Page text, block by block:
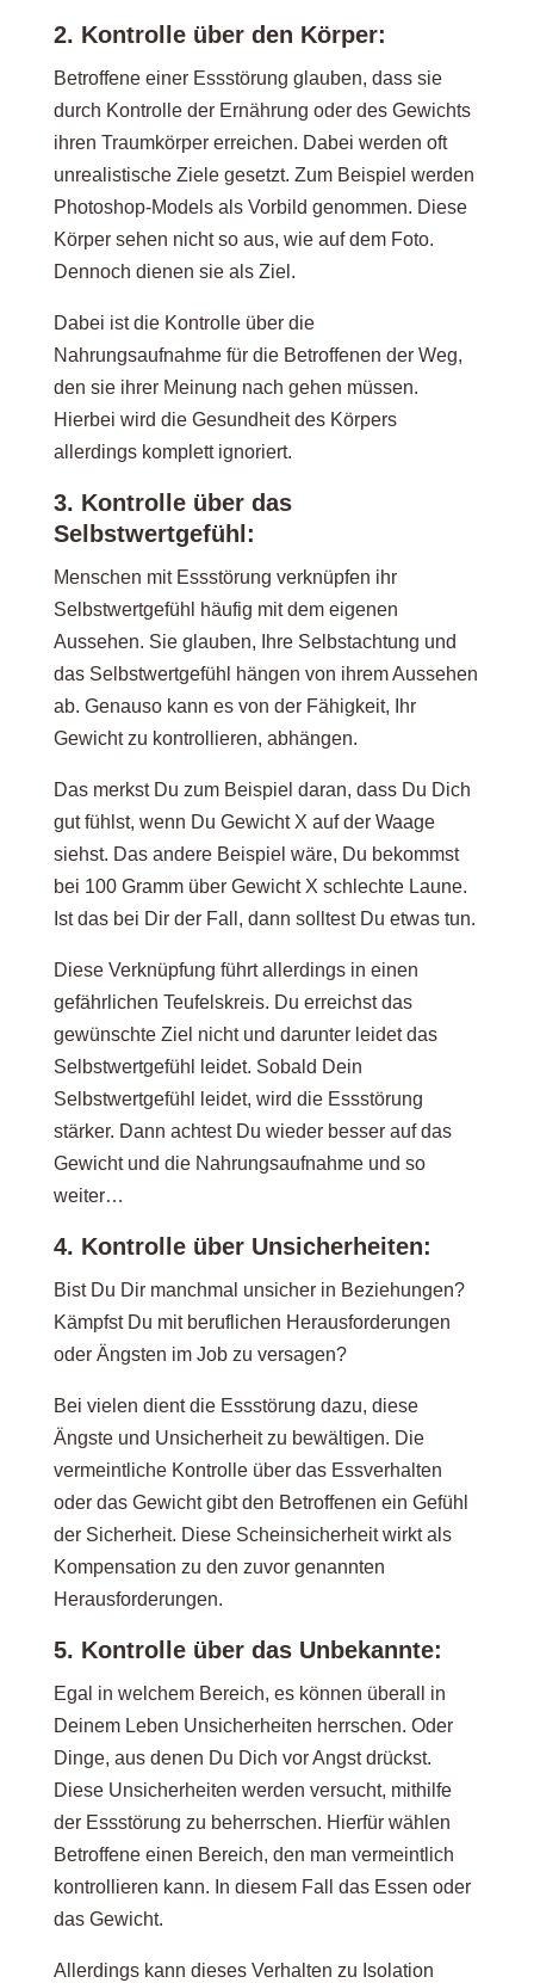
2. Kontrolle über den Körper:
Betroffene einer Essstörung glauben, dass sie
durch Kontrolle der Ernährung oder des Gewichts
ihren Traumkörper erreichen. Dabei werden oft
unrealistische Ziele gesetzt. Zum Beispiel werden
Photoshop-Models als Vorbild genommen. Diese
Körper sehen nicht so aus, wie auf dem Foto.
Dennoch dienen sie als Ziel.
Dabei ist die Kontrolle über die
Nahrungsaufnahme für die Betroffenen der Weg,
den sie ihrer Meinung nach gehen müssen.
Hierbei wird die Gesundheit des Körpers
allerdings komplett ignoriert.
3. Kontrolle über das
Selbstwertgefühl:
Menschen mit Essstörung verknüpfen ihr
Selbstwertgefühl häufig mit dem eigenen
Aussehen. Sie glauben, Ihre Selbstachtung und
das Selbstwertgefühl hängen von ihrem Aussehen
ab. Genauso kann es von der Fähigkeit, Ihr
Gewicht zu kontrollieren, abhängen.
Das merkst Du zum Beispiel daran, dass Du Dich
gut fühlst, wenn Du Gewicht X auf der Waage
siehst. Das andere Beispiel wäre, Du bekommst
bei 100 Gramm über Gewicht X schlechte Laune.
Ist das bei Dir der Fall, dann solltest Du etwas tun.
Diese Verknüpfung führt allerdings in einen
gefährlichen Teufelskreis. Du erreichst das
gewünschte Ziel nicht und darunter leidet das
Selbstwertgefühl leidet. Sobald Dein
Selbstwertgefühl leidet, wird die Essstörung
stärker. Dann achtest Du wieder besser auf das
Gewicht und die Nahrungsaufnahme und so
weiter…
4. Kontrolle über Unsicherheiten:
Bist Du Dir manchmal unsicher in Beziehungen?
Kämpfst Du mit beruflichen Herausforderungen
oder Ängsten im Job zu versagen?
Bei vielen dient die Essstörung dazu, diese
Ängste und Unsicherheit zu bewältigen. Die
vermeintliche Kontrolle über das Essverhalten
oder das Gewicht gibt den Betroffenen ein Gefühl
der Sicherheit. Diese Scheinsicherheit wirkt als
Kompensation zu den zuvor genannten
Herausforderungen.
5. Kontrolle über das Unbekannte:
Egal in welchem Bereich, es können überall in
Deinem Leben Unsicherheiten herrschen. Oder
Dinge, aus denen Du Dich vor Angst drückst.
Diese Unsicherheiten werden versucht, mithilfe
der Essstörung zu beherrschen. Hierfür wählen
Betroffene einen Bereich, den man vermeintlich
kontrollieren kann. In diesem Fall das Essen oder
das Gewicht.
Allerdings kann dieses Verhalten zu Isolation